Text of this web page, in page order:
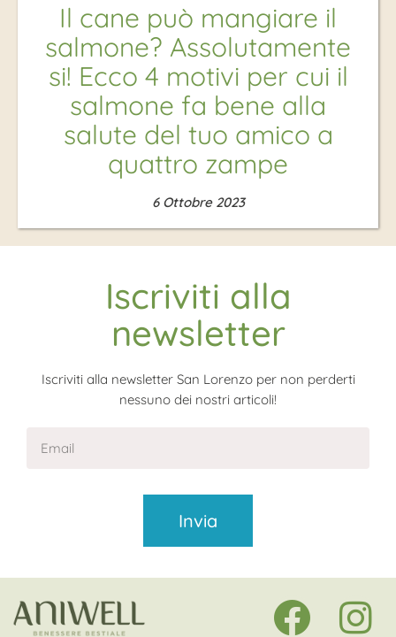
Il cane può mangiare il
salmone? Assolutamente
si! Ecco 4 motivi per cui il
salmone fa bene alla
salute del tuo amico a
quattro zampe
6 Ottobre 2023
Iscriviti alla
newsletter
Iscriviti alla newsletter San Lorenzo per non perderti
nessuno dei nostri articoli!
Invia